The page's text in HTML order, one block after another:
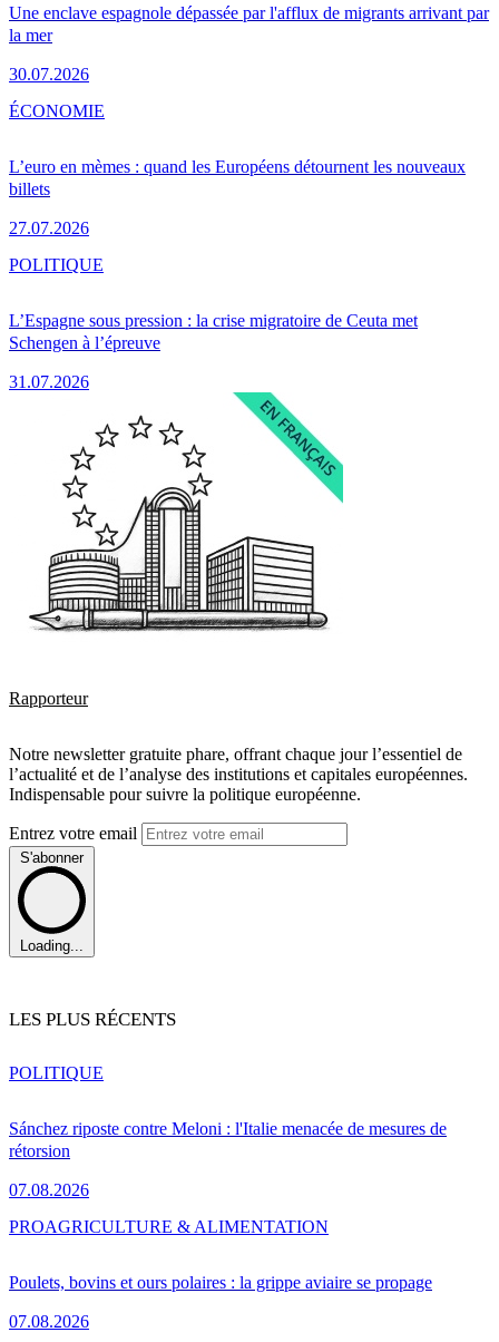
Une enclave espagnole dépassée par l'afflux de migrants arrivant par
la mer
30.07.2026
L’euro en mèmes : quand les Européens détournent les nouveaux
billets
27.07.2026
ÉCONOMIE
L’Espagne sous pression : la crise migratoire de Ceuta met
Schengen à l’épreuve
31.07.2026
POLITIQUE
Rapporteur
Notre newsletter gratuite phare, offrant chaque jour l’essentiel de
l’actualité et de l’analyse des institutions et capitales européennes.
Indispensable pour suivre la politique européenne.
Entrez votre email
S'abonner
Loading...
LES PLUS RÉCENTS
Sánchez riposte contre Meloni : l'Italie menacée de mesures de
rétorsion
07.08.2026
POLITIQUE
Poulets, bovins et ours polaires : la grippe aviaire se propage
07.08.2026
PROAGRICULTURE & ALIMENTATION